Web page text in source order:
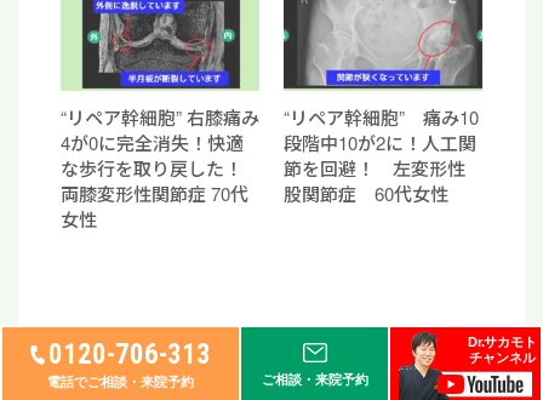
0120-706-313
電話でご相談・来院予約 ご相談・来院予約
Dr.サカモト
チャンネル
“リペア幹細胞” 右膝痛み
4が0に完全消失！快適
な歩行を取り戻した！
両膝変形性関節症 70代
女性
“リペア幹細胞” 痛み10
段階中10が2に！人工関
節を回避！ 左変形性
股関節症 60代女性
あわせて読みたいトピックス